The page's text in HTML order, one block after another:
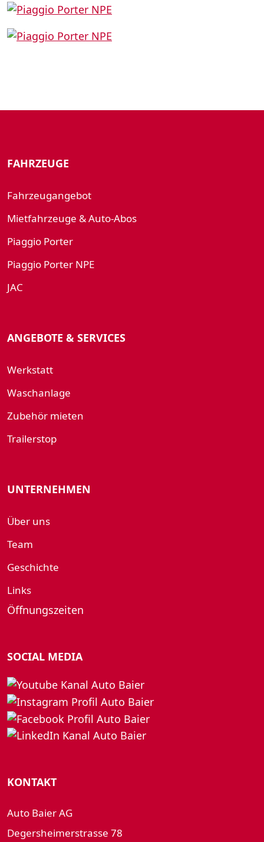
Show larger version for:
Show larger version for:
FAHRZEUGE
Fahrzeugangebot
Mietfahrzeuge & Auto-Abos
Piaggio Porter
Piaggio Porter NPE
JAC
ANGEBOTE & SERVICES
Werkstatt
Waschanlage
Zubehör mieten
Trailerstop
UNTERNEHMEN
Über uns
Team
Geschichte
Links
Öffnungszeiten
SOCIAL MEDIA
KONTAKT
Auto Baier AG
Degersheimerstrasse 78